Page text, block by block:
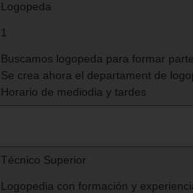
Logopeda
1
Buscamos logopeda para formar
Se crea ahora el departament de
Horario de mediodia y tardes
Técnico Superior
Logopedia con formación y